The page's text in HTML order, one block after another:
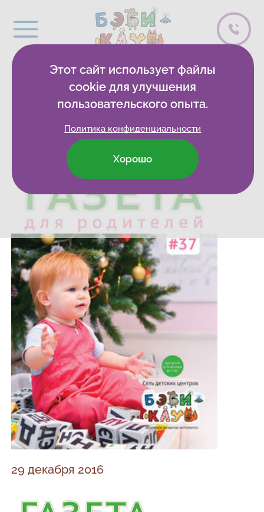
Газета | Зимний
выпуск
29 декабря 2016
Этот сайт использует файлы
cookie для улучшения
пользовательского опыта.
Политика конфиденциальности
Хорошо